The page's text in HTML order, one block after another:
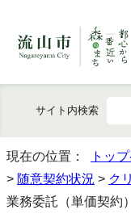
サイト内検索
現在の位置： トッ
> 随意契約状況 > ク
業務委託（単価契約）